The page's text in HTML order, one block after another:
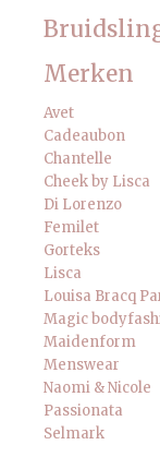
Merken
Avet
Cadeaubon
Chantelle
Cheek by Lisca
Di Lorenzo
Femilet
Gorteks
Lisca
Louisa Bracq
Magic
Maidenform
Menswear
Naomi & Nicole
Passionata
Selmark